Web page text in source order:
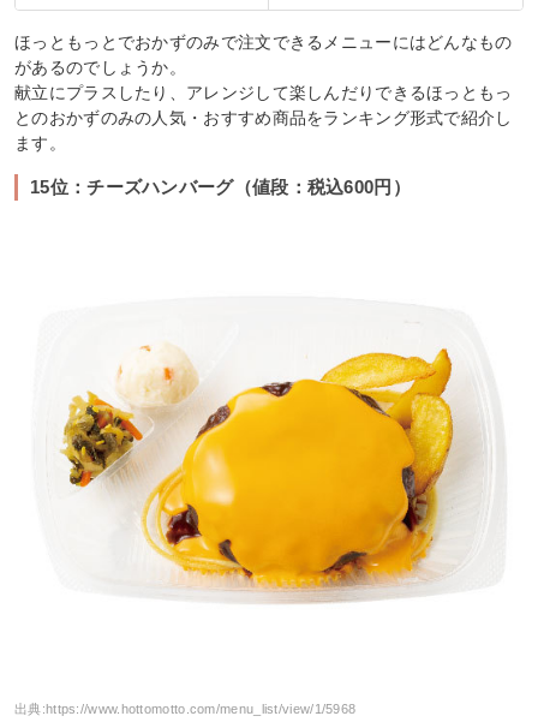
ほっともっとでおかずのみで注文できるメニューにはどんなもの
があるのでしょうか。
献立にプラスしたり、アレンジして楽しんだりできるほっともっ
とのおかずのみの人気・おすすめ商品をランキング形式で紹介し
ます。
15位：チーズハンバーグ（値段：税込600円）
出典: https://www.hottomotto.com/menu_list/view/1/5968